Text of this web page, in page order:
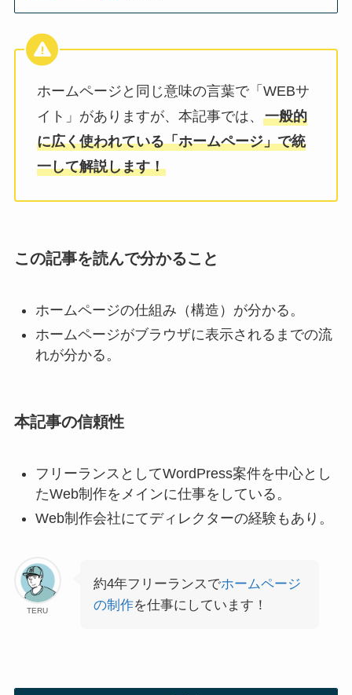
ホームページと同じ意味の言葉で「WEBサ
イト」がありますが、本記事では、 一般的
に広く使われている「ホームページ」で統
一して解説します！
この記事を読んで分かること
ホームページの仕組み（構造）が分かる。
ホームページがブラウザに表示されるまでの流
れが分かる。
本記事の信頼性
フリーランスとしてWordPress案件を中心とし
たWeb制作をメインに仕事をしている。
Web制作会社にてディレクターの経験もあり。
TERU
約4年フリーランスでホームページ
の制作を仕事にしています！